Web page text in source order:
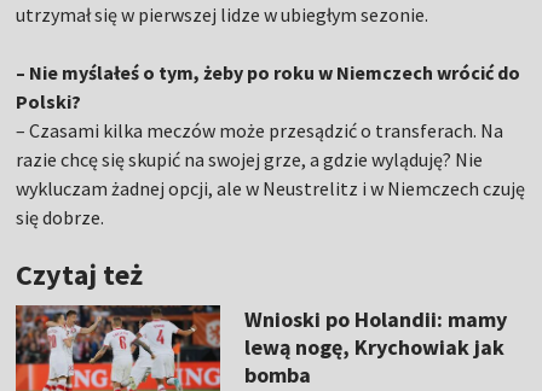
utrzymał się w pierwszej lidze w ubiegłym sezonie.
– Nie myślałeś o tym, żeby po roku w Niemczech wrócić do
Polski?
– Czasami kilka meczów może przesądzić o transferach. Na
razie chcę się skupić na swojej grze, a gdzie wyląduję? Nie
wykluczam żadnej opcji, ale w Neustrelitz i w Niemczech czuję
się dobrze.
Czytaj też
Wnioski po Holandii: mamy
lewą nogę, Krychowiak jak
bomba